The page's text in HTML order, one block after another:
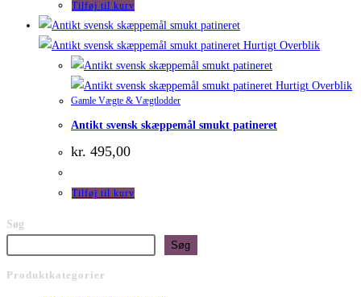
Tilføj til kurv
Hurtigt Overblik
Hurtigt Overblik
Gamle Vægte & Vægtlodder
Antikt svensk skæppemål smukt patineret
kr. 495,00
Tilføj til kurv
Søg
Søg
Produktkategorier